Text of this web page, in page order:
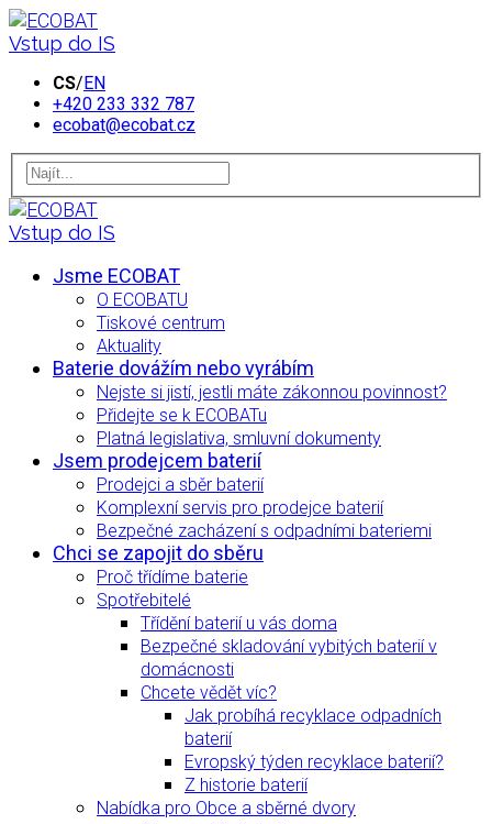
Vstup do IS
CS/EN
+420 233 332 787
ecobat@ecobat.cz
Vstup do IS
Jsme ECOBAT
O ECOBATU
Tiskové centrum
Aktuality
Baterie dovážím nebo vyrábím
Nejste si jistí, jestli máte zákonnou povinnost?
Přidejte se k ECOBATu
Platná legislativa, smluvní dokumenty
Jsem prodejcem baterií
Prodejci a sběr baterií
Komplexní servis pro prodejce baterií
Bezpečné zacházení s odpadními bateriemi
Chci se zapojit do sběru
Proč třídíme baterie
Spotřebitelé
Třídění baterií u vás doma
Bezpečné skladování vybitých baterií v
domácnosti
Chcete vědět víc?
Jak probíhá recyklace odpadních
baterií
Evropský týden recyklace baterií?
Z historie baterií
Nabídka pro Obce a sběrné dvory